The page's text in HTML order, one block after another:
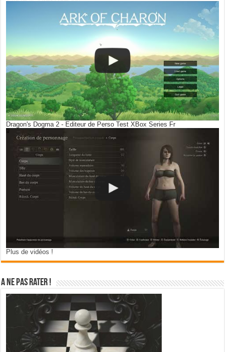
Dragon's Dogma 2 - Editeur de Perso Test XBox Series Fr
Plus de vidéos !
A ne pas rater !